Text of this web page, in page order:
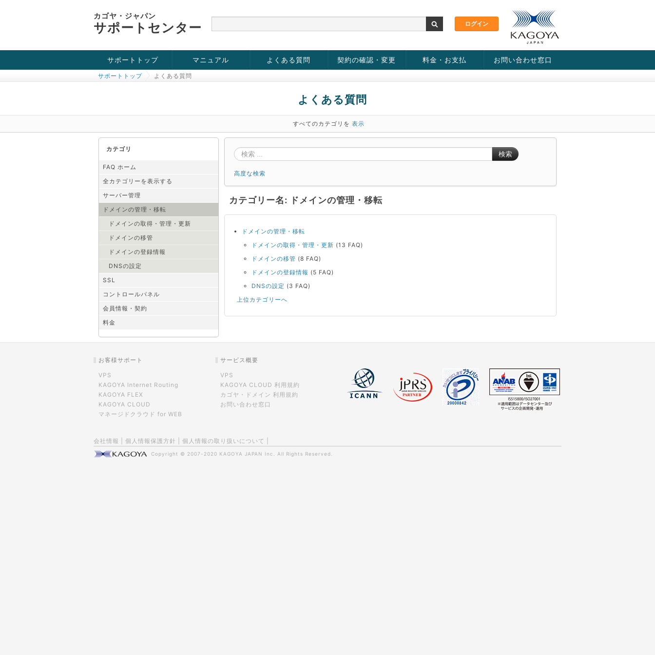
カゴヤ・ジャパン
サポートセンター
サポートトップ
お役立ち情報
チュートリアル
障害・メンテナンス情報
マニュアル よくある質問 契約の確認・変更 料金・お支払 お問い合わせ窓口
サポートトップ よくある質問
よくある質問
すべてのカテゴリを 表示
カテゴリ
FAQ ホーム
全カテゴリーを表示する
サーバー管理
ドメインの管理・移転
ドメインの取得・管理・更新
ドメインの移管
ドメインの登録情報
DNSの設定
SSL
コントロールパネル
会員情報・契約
料金
検索
高度な検索
カテゴリー名: ドメインの管理・移転
ドメインの管理・移転
ドメインの取得・管理・更新 (13 FAQ)
ドメインの移管 (8 FAQ)
ドメインの登録情報 (5 FAQ)
DNSの設定 (3 FAQ)
上位カテゴリーへ
お客様サポート
VPS
KAGOYA Internet Routing
KAGOYA FLEX
KAGOYA CLOUD
マネージドクラウド for WEB
サービス概要
VPS
KAGOYA CLOUD 利用規約
カゴヤ・ドメイン 利用規約
お問い合わせ窓口
会社情報 個人情報保護方針 個人情報の取り扱いについて
Copyright © 2007-2020 KAGOYA JAPAN Inc. All Rights Reserved.